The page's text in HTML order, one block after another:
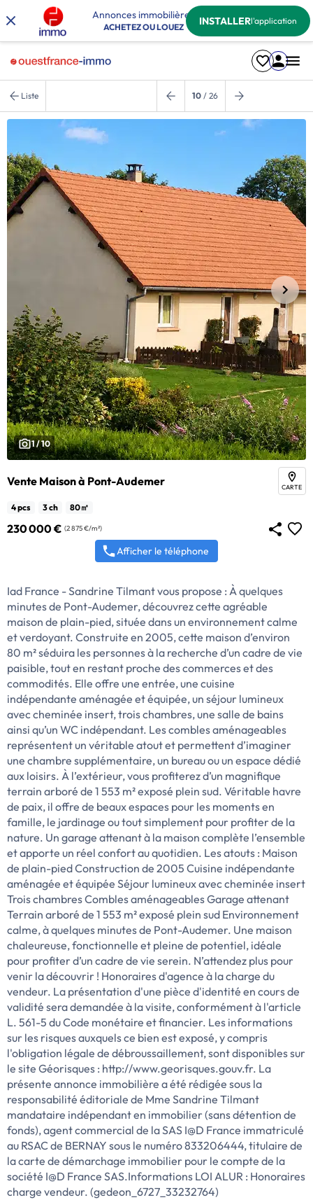
Annonces immobilières
ACHETEZ OU LOUEZ INSTALLERl'application
Liste 10 / 26
1 / 10
Vente Maison à Pont-Audemer CARTE
4 pcs 3 ch 80㎡
230 000 € (2 875 €/m²)
Afficher le téléphone
Iad France - Sandrine Tilmant vous propose : À quelques
minutes de Pont-Audemer, découvrez cette agréable
maison de plain-pied, située dans un environnement calme
et verdoyant. Construite en 2005, cette maison d’environ
80 m² séduira les personnes à la recherche d’un cadre de vie
paisible, tout en restant proche des commerces et des
commodités. Elle offre une entrée, une cuisine
indépendante aménagée et équipée, un séjour lumineux
avec cheminée insert, trois chambres, une salle de bains
ainsi qu’un WC indépendant. Les combles aménageables
représentent un véritable atout et permettent d’imaginer
une chambre supplémentaire, un bureau ou un espace dédié
aux loisirs. À l’extérieur, vous profiterez d’un magnifique
terrain arboré de 1 553 m² exposé plein sud. Véritable havre
de paix, il offre de beaux espaces pour les moments en
famille, le jardinage ou tout simplement pour profiter de la
nature. Un garage attenant à la maison complète l’ensemble
et apporte un réel confort au quotidien. Les atouts : Maison
de plain-pied Construction de 2005 Cuisine indépendante
aménagée et équipée Séjour lumineux avec cheminée insert
Trois chambres Combles aménageables Garage attenant
Terrain arboré de 1 553 m² exposé plein sud Environnement
calme, à quelques minutes de Pont-Audemer. Une maison
chaleureuse, fonctionnelle et pleine de potentiel, idéale
pour profiter d’un cadre de vie serein. N’attendez plus pour
venir la découvrir ! Honoraires d'agence à la charge du
vendeur. La présentation d'une pièce d'identité en cours de
validité sera demandée à la visite, conformément à l'article
L. 561-5 du Code monétaire et financier. Les informations
sur les risques auxquels ce bien est exposé, y compris
l'obligation légale de débroussaillement, sont disponibles sur
le site Géorisques : http://www.georisques.gouv.fr. La
présente annonce immobilière a été rédigée sous la
responsabilité éditoriale de Mme Sandrine Tilmant
mandataire indépendant en immobilier (sans détention de
fonds), agent commercial de la SAS I@D France immatriculé
au RSAC de BERNAY sous le numéro 833206444, titulaire de
la carte de démarchage immobilier pour le compte de la
société I@D France SAS.Informations LOI ALUR : Honoraires
charge vendeur. (gedeon_6727_33232764)